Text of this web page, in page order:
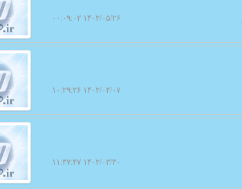
۱۴۰۲/۰۵/۲۶ ۰۰:۰۹:۰۲
۱۴۰۲/۰۴/۰۷ ۱۰:۲۹:۲۶
۱۴۰۲/۰۳/۳۰ ۱۱:۳۷:۴۷